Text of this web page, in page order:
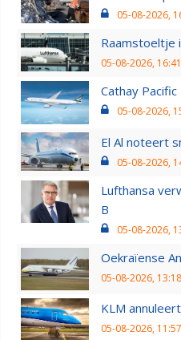
05-08-2026,
Raamstoeltje
05-08-2026, 16:41
Cathay
05-08-2026,
El Al noteert
05-08-2026,
Lufthansa
B
05-08-2026,
Oekraïense
05-08-2026, 13:18
KLM
05-08-2026, 11:57